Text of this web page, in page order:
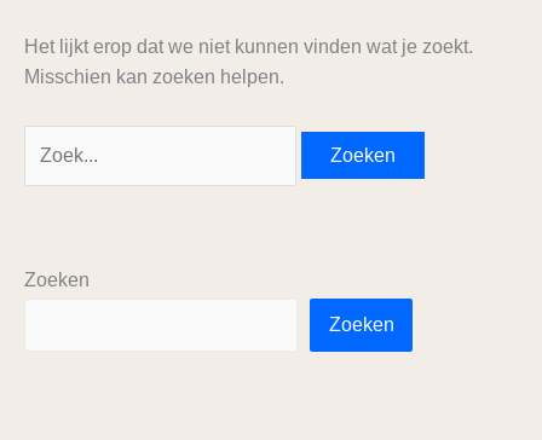
Het lijkt erop dat we niet kunnen vinden wat je zoekt.
Misschien kan zoeken helpen.
Zoeken
Zoeken